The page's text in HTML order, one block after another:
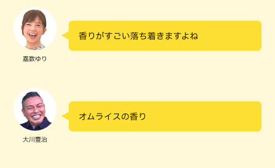
嘉数ゆり
香りがすごい落ち着きますよね
大川豊治
オムライスの香り